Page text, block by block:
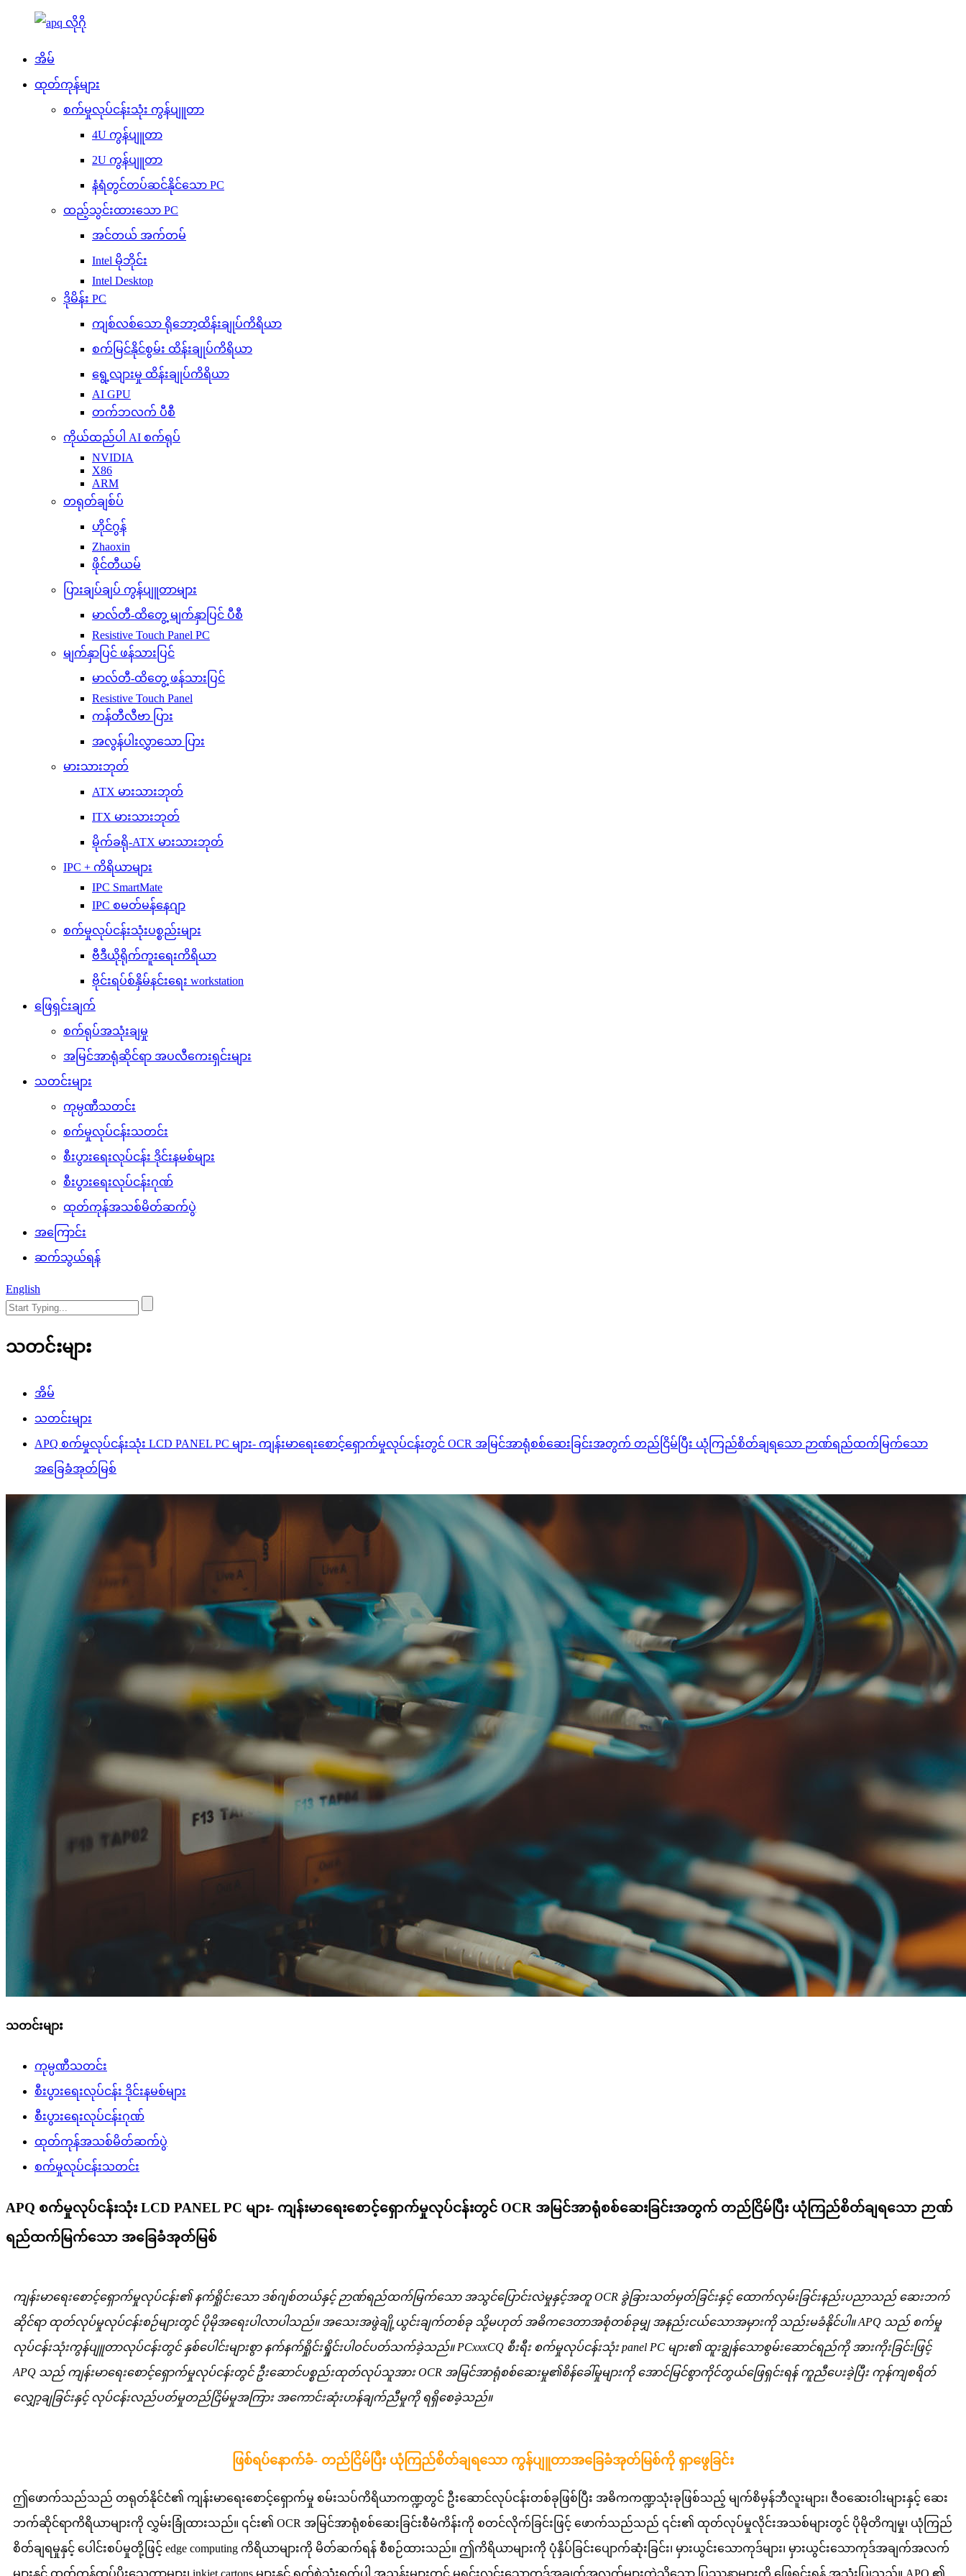
အိမ်
ထုတ်ကုန်များ
စက်မှုလုပ်ငန်းသုံး ကွန်ပျူတာ
4U ကွန်ပျူတာ
2U ကွန်ပျူတာ
နံရံတွင်တပ်ဆင်နိုင်သော PC
ထည့်သွင်းထားသော PC
အင်တယ် အက်တမ်
Intel မိုဘိုင်း
Intel Desktop
ဒိုမိန်း PC
ကျစ်လစ်သော ရိုဘော့ထိန်းချုပ်ကိရိယာ
စက်မြင်နိုင်စွမ်း ထိန်းချုပ်ကိရိယာ
ရွေ့လျားမှု ထိန်းချုပ်ကိရိယာ
AI GPU
တက်ဘလက် ပီစီ
ကိုယ်ထည်ပါ AI စက်ရုပ်
NVIDIA
X86
ARM
တရုတ်ချစ်ပ်
ဟိုင်ဂွန်
Zhaoxin
ဖိုင်တီယမ်
ပြားချပ်ချပ် ကွန်ပျူတာများ
မာလ်တီ-ထိတွေ့ မျက်နှာပြင် ပီစီ
Resistive Touch Panel PC
မျက်နှာပြင် ဖန်သားပြင်
မာလ်တီ-ထိတွေ့ ဖန်သားပြင်
Resistive Touch Panel
ကန်တီလီဗာ ပြား
အလွန်ပါးလွှာသော ပြား
မားသားဘုတ်
ATX မားသားဘုတ်
ITX မားသားဘုတ်
မိုက်ခရို-ATX မားသားဘုတ်
IPC + ကိရိယာများ
IPC SmartMate
IPC စမတ်မန်နေဂျာ
စက်မှုလုပ်ငန်းသုံးပစ္စည်းများ
ဗီဒီယိုရိုက်ကူးရေးကိရိယာ
ဗိုင်းရပ်စ်နှိမ်နင်းရေး workstation
ဖြေရှင်းချက်
စက်ရုပ်အသုံးချမှု
အမြင်အာရုံဆိုင်ရာ အပလီကေးရှင်းများ
သတင်းများ
ကုမ္ပဏီသတင်း
စက်မှုလုပ်ငန်းသတင်း
စီးပွားရေးလုပ်ငန်း ဒိုင်းနမစ်များ
စီးပွားရေးလုပ်ငန်းဂုဏ်
ထုတ်ကုန်အသစ်မိတ်ဆက်ပွဲ
အကြောင်း
ဆက်သွယ်ရန်
English
သတင်းများ
အိမ်
သတင်းများ
APQ စက်မှုလုပ်ငန်းသုံး LCD PANEL PC များ- ကျန်းမာရေးစောင့်ရှောက်မှုလုပ်ငန်းတွင် OCR အမြင်အာရုံစစ်ဆေးခြင်းအတွက် တည်ငြိမ်ပြီး ယုံကြည်စိတ်ချရသော ဉာဏ်ရည်ထက်မြက်သော
အခြေခံအုတ်မြစ်
သတင်းများ
ကုမ္ပဏီသတင်း
စီးပွားရေးလုပ်ငန်း ဒိုင်းနမစ်များ
စီးပွားရေးလုပ်ငန်းဂုဏ်
ထုတ်ကုန်အသစ်မိတ်ဆက်ပွဲ
စက်မှုလုပ်ငန်းသတင်း
APQ စက်မှုလုပ်ငန်းသုံး LCD PANEL PC များ- ကျန်းမာရေးစောင့်ရှောက်မှုလုပ်ငန်းတွင် OCR အမြင်အာရုံစစ်ဆေးခြင်းအတွက် တည်ငြိမ်ပြီး ယုံကြည်စိတ်ချရသော ဉာဏ်
ရည်ထက်မြက်သော အခြေခံအုတ်မြစ်
ကျန်းမာရေးစောင့်ရှောက်မှုလုပ်ငန်း၏ နက်ရှိုင်းသော ဒစ်ဂျစ်တယ်နှင့် ဉာဏ်ရည်ထက်မြက်သော အသွင်ပြောင်းလဲမှုနှင့်အတူ OCR ခွဲခြားသတ်မှတ်ခြင်းနှင့် ထောက်လှမ်းခြင်းနည်းပညာသည် ဆေးဘက်
ဆိုင်ရာ ထုတ်လုပ်မှုလုပ်ငန်းစဉ်များတွင် ပိုမိုအရေးပါလာပါသည်။ အသေးအဖွဲချို့ယွင်းချက်တစ်ခု သို့မဟုတ် အဓိကဒေတာအစုံတစ်ခုမျှ အနည်းငယ်သောအမှားကို သည်းမခံနိုင်ပါ။ APQ သည် စက်မှု
လုပ်ငန်းသုံးကွန်ပျူတာလုပ်ငန်းတွင် နှစ်ပေါင်းများစွာ နက်နက်ရှိုင်းရှိုင်းပါဝင်ပတ်သက်ခဲ့သည်။ PCxxxCQ စီးရီး စက်မှုလုပ်ငန်းသုံး panel PC များ၏ ထူးချွန်သောစွမ်းဆောင်ရည်ကို အားကိုးခြင်းဖြင့်
APQ သည် ကျန်းမာရေးစောင့်ရှောက်မှုလုပ်ငန်းတွင် ဦးဆောင်ပစ္စည်းထုတ်လုပ်သူအား OCR အမြင်အာရုံစစ်ဆေးမှု၏စိန်ခေါ်မှုများကို အောင်မြင်စွာကိုင်တွယ်ဖြေရှင်းရန် ကူညီပေးခဲ့ပြီး ကုန်ကျစရိတ်
လျှော့ချခြင်းနှင့် လုပ်ငန်းလည်ပတ်မှုတည်ငြိမ်မှုအကြား အကောင်းဆုံးဟန်ချက်ညီမှုကို ရရှိစေခဲ့သည်။
ဖြစ်ရပ်နောက်ခံ- တည်ငြိမ်ပြီး ယုံကြည်စိတ်ချရသော ကွန်ပျူတာအခြေခံအုတ်မြစ်ကို ရှာဖွေခြင်း
ဤဖောက်သည်သည် တရုတ်နိုင်ငံ၏ ကျန်းမာရေးစောင့်ရှောက်မှု စမ်းသပ်ကိရိယာကဏ္ဍတွင် ဦးဆောင်လုပ်ငန်းတစ်ခုဖြစ်ပြီး အဓိကကဏ္ဍသုံးခုဖြစ်သည့် မျက်စိမှန်ဘီလူးများ၊ ဇီဝဆေးဝါးများနှင့် ဆေး
ဘက်ဆိုင်ရာကိရိယာများကို လွှမ်းခြုံထားသည်။ ၎င်း၏ OCR အမြင်အာရုံစစ်ဆေးခြင်းစီမံကိန်းကို စတင်လိုက်ခြင်းဖြင့် ဖောက်သည်သည် ၎င်း၏ ထုတ်လုပ်မှုလိုင်းအသစ်များတွင် ပိုမိုတိကျမှု၊ ယုံကြည်
စိတ်ချရမှုနှင့် ပေါင်းစပ်မှုတို့ဖြင့် edge computing ကိရိယာများကို မိတ်ဆက်ရန် စီစဉ်ထားသည်။ ဤကိရိယာများကို ပုံနှိပ်ခြင်းပျောက်ဆုံးခြင်း၊ မှားယွင်းသောကုဒ်များ၊ မှားယွင်းသောကုဒ်အချက်အလက်
များနှင့် ထုတ်ကုန်ထုပ်ပိုးသေတ္တာများ၊ inkjet cartons များနှင့် ရက်စွဲသုံးရက်ပါ အညွှန်းများတွင် မရှင်းလင်းသောကုဒ်အချက်အလက်များကဲ့သို့သော ပြဿနာများကို ဖြေရှင်းရန် အသုံးပြုသည်။ APQ ၏